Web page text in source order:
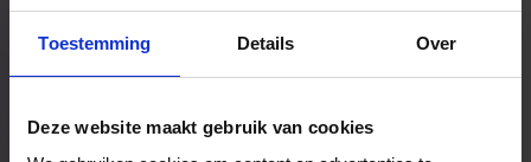
Toestemming Details Over
Deze website maakt gebruik van cookies
Meerdere adressen registreren
Een bestelling volgen
Nog veel meer...